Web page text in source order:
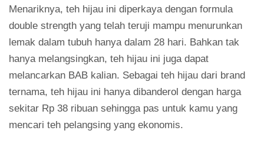
Menariknya, teh hijau ini diperkaya dengan formula
double strength yang telah teruji mampu menurunkan
lemak dalam tubuh hanya dalam 28 hari. Bahkan tak
hanya melangsingkan, teh hijau ini juga dapat
melancarkan BAB kalian. Sebagai teh hijau dari brand
ternama, teh hijau ini hanya dibanderol dengan harga
sekitar Rp 38 ribuan sehingga pas untuk kamu yang
mencari teh pelangsing yang ekonomis.